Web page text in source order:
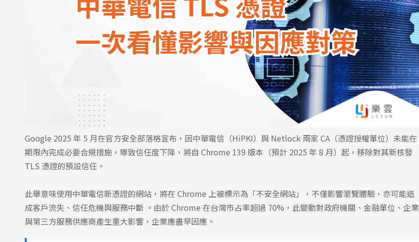
Google 2025 年 5 月在官方安全部落格宣布，因中華電信（HiPKI）與 Netlock 兩家 CA（憑證授權單位）未能在
期限內完成必要合規措施，導致信任度下降，將自 Chrome 139 版本（預計 2025 年 8 月）起，移除對其新核發
TLS 憑證的預設信任。
此舉意味使用中華電信新憑證的網站，將在 Chrome 上被標示為「不安全網站」，不僅影響瀏覽體驗，亦可能造
成客戶流失、信任危機與服務中斷 。由於 Chrome 在台灣市占率超過 70%，此變動對政府機關、金融單位、企業
與第三方服務供應商產生重大影響，企業應盡早因應。